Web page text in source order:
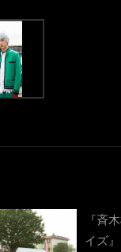
『斉
イズ